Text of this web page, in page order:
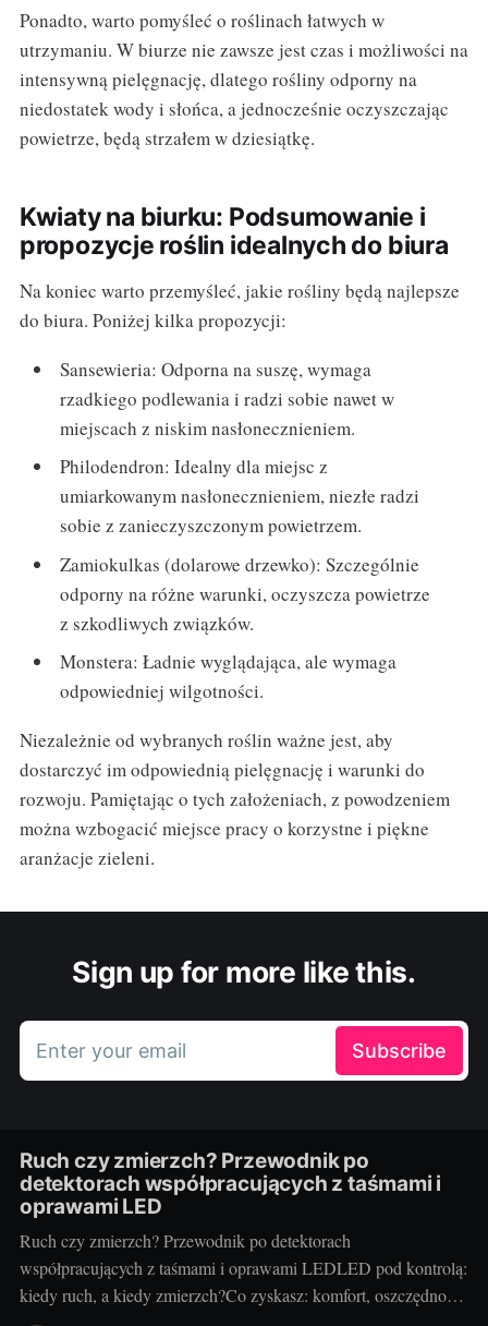
Ponadto, warto pomyśleć o roślinach łatwych w
utrzymaniu. W biurze nie zawsze jest czas i możliwości na
intensywną pielęgnację, dlatego rośliny odporny na
niedostatek wody i słońca, a jednocześnie oczyszczając
powietrze, będą strzałem w dziesiątkę.
Kwiaty na biurku: Podsumowanie i
propozycje roślin idealnych do biura
Na koniec warto przemyśleć, jakie rośliny będą najlepsze
do biura. Poniżej kilka propozycji:
Sansewieria: Odporna na suszę, wymaga
rzadkiego podlewania i radzi sobie nawet w
miejscach z niskim nasłonecznieniem.
Philodendron: Idealny dla miejsc z
umiarkowanym nasłonecznieniem, niezłe radzi
sobie z zanieczyszczonym powietrzem.
Zamiokulkas (dolarowe drzewko): Szczególnie
odporny na różne warunki, oczyszcza powietrze
z szkodliwych związków.
Monstera: Ładnie wyglądająca, ale wymaga
odpowiedniej wilgotności.
Niezależnie od wybranych roślin ważne jest, aby
dostarczyć im odpowiednią pielęgnację i warunki do
rozwoju. Pamiętając o tych założeniach, z powodzeniem
można wzbogacić miejsce pracy o korzystne i piękne
aranżacje zieleni.
Sign up for more like this.
Enter your email Subscribe
Ruch czy zmierzch? Przewodnik po
detektorach współpracujących z taśmami i
oprawami LED
Ruch czy zmierzch? Przewodnik po detektorach
współpracujących z taśmami i oprawami LEDLED pod kontrolą:
kiedy ruch, a kiedy zmierzch?Co zyskasz: komfort, oszczędność